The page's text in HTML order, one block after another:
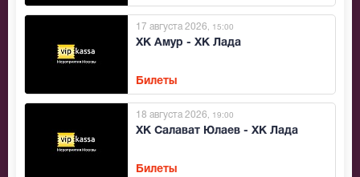
ХК Амур - ХК Лада
17 августа 2026 , 15:00
Билеты
ХК Салават Юлаев - ХК Лада
18 августа 2026 , 19:00
Билеты